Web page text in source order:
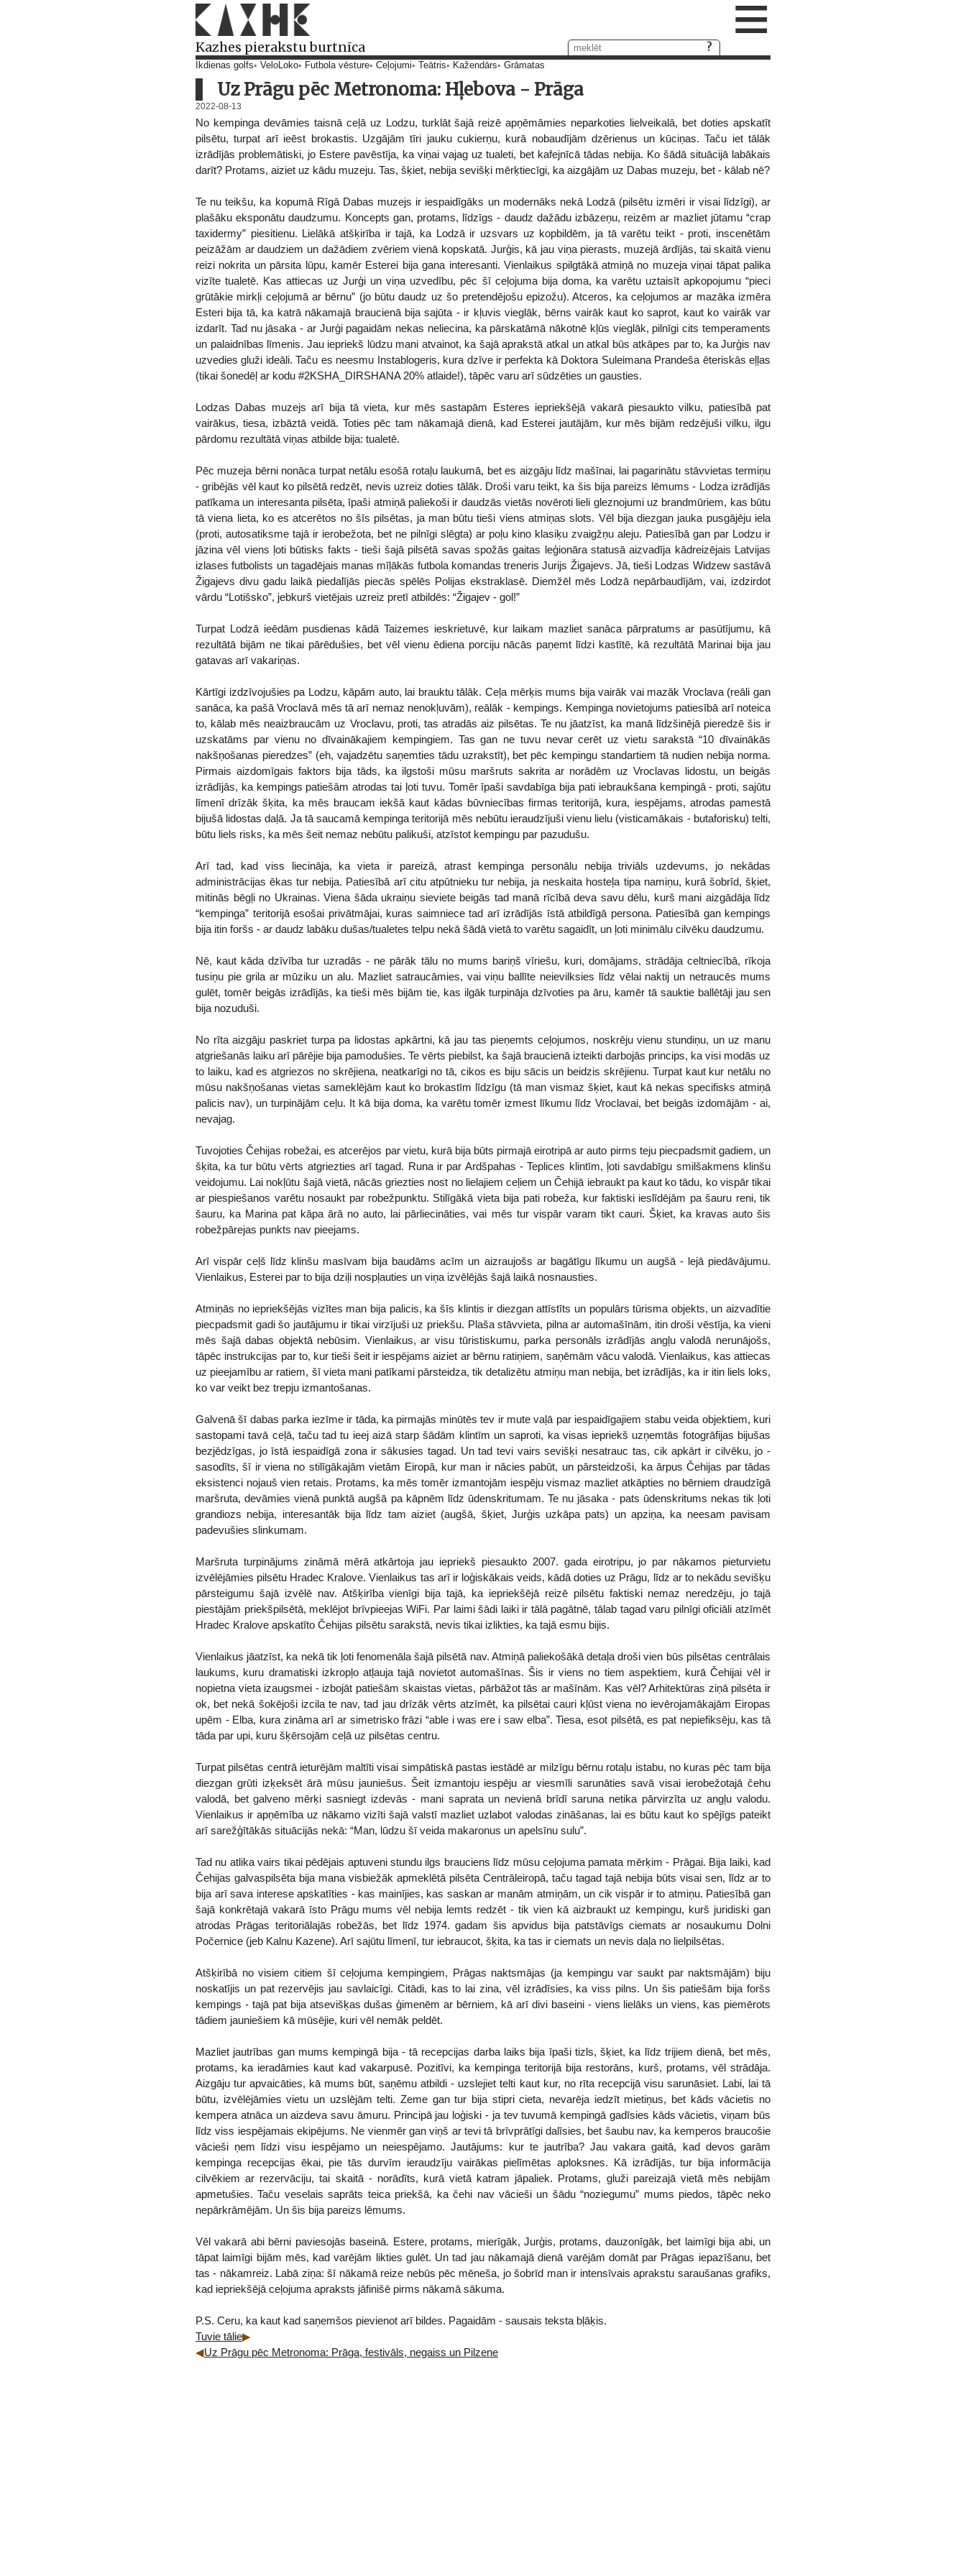
Kazhes pierakstu burtnīca ≡
Ikdienas golfs VeloLoko Futbola vēsture Ceļojumi Teātris Kažendārs Grāmatas
Uz Prāgu pēc Metronoma: Hļebova - Prāga
2022-08-13
No kempinga devāmies taisnā ceļā uz Lodzu, turklāt šajā reizē apņēmāmies neparkoties lielveikalā, bet doties apskatīt
pilsētu, turpat arī ieēst brokastis. Uzgājām tīri jauku cukierņu, kurā nobaudījām dzērienus un kūciņas. Taču iet tālāk
izrādījās problemātiski, jo Estere pavēstīja, ka viņai vajag uz tualeti, bet kafejnīcā tādas nebija. Ko šādā situācijā labākais
darīt? Protams, aiziet uz kādu muzeju. Tas, šķiet, nebija sevišķi mērķtiecīgi, ka aizgājām uz Dabas muzeju, bet - kālab nē?
Te nu teikšu, ka kopumā Rīgā Dabas muzejs ir iespaidīgāks un modernāks nekā Lodzā (pilsētu izmēri ir visai līdzīgi), ar
plašāku eksponātu daudzumu. Koncepts gan, protams, līdzīgs - daudz dažādu izbāzeņu, reizēm ar mazliet jūtamu “crap
taxidermy” piesitienu. Lielākā atšķirība ir tajā, ka Lodzā ir uzsvars uz kopbildēm, ja tā varētu teikt - proti, inscenētām
peizāžām ar daudziem un dažādiem zvēriem vienā kopskatā. Jurģis, kā jau viņa pierasts, muzejā ārdījās, tai skaitā vienu
reizi nokrita un pārsita lūpu, kamēr Esterei bija gana interesanti. Vienlaikus spilgtākā atmiņā no muzeja viņai tāpat palika
vizīte tualetē. Kas attiecas uz Jurģi un viņa uzvedību, pēc šī ceļojuma bija doma, ka varētu uztaisīt apkopojumu “pieci
grūtākie mirkļi ceļojumā ar bērnu” (jo būtu daudz uz šo pretendējošu epizožu). Atceros, ka ceļojumos ar mazāka izmēra
Esteri bija tā, ka katrā nākamajā braucienā bija sajūta - ir kļuvis vieglāk, bērns vairāk kaut ko saprot, kaut ko vairāk var
izdarīt. Tad nu jāsaka - ar Jurģi pagaidām nekas neliecina, ka pārskatāmā nākotnē kļūs vieglāk, pilnīgi cits temperaments
un palaidnības līmenis. Jau iepriekš lūdzu mani atvainot, ka šajā aprakstā atkal un atkal būs atkāpes par to, ka Jurģis nav
uzvedies gluži ideāli. Taču es neesmu Instablogeris, kura dzīve ir perfekta kā Doktora Suleimana Prandeša ēteriskās eļļas
(tikai šonedēļ ar kodu #2KSHA_DIRSHANA 20% atlaide!), tāpēc varu arī sūdzēties un gausties.
Lodzas Dabas muzejs arī bija tā vieta, kur mēs sastapām Esteres iepriekšējā vakarā piesaukto vilku, patiesībā pat
vairākus, tiesa, izbāztā veidā. Toties pēc tam nākamajā dienā, kad Esterei jautājām, kur mēs bijām redzējuši vilku, ilgu
pārdomu rezultātā viņas atbilde bija: tualetē.
Pēc muzeja bērni nonāca turpat netālu esošā rotaļu laukumā, bet es aizgāju līdz mašīnai, lai pagarinātu stāvvietas termiņu
- gribējās vēl kaut ko pilsētā redzēt, nevis uzreiz doties tālāk. Droši varu teikt, ka šis bija pareizs lēmums - Lodza izrādījās
patīkama un interesanta pilsēta, īpaši atmiņā paliekoši ir daudzās vietās novēroti lieli gleznojumi uz brandmūriem, kas būtu
tā viena lieta, ko es atcerētos no šīs pilsētas, ja man būtu tieši viens atmiņas slots. Vēl bija diezgan jauka pusgājēju iela
(proti, autosatiksme tajā ir ierobežota, bet ne pilnīgi slēgta) ar poļu kino klasiķu zvaigžņu aleju. Patiesībā gan par Lodzu ir
jāzina vēl viens ļoti būtisks fakts - tieši šajā pilsētā savas spožās gaitas leģionāra statusā aizvadīja kādreizējais Latvijas
izlases futbolists un tagadējais manas mīļākās futbola komandas treneris Jurijs Žigajevs. Jā, tieši Lodzas Widzew sastāvā
Žigajevs divu gadu laikā piedalījās piecās spēlēs Polijas ekstraklasē. Diemžēl mēs Lodzā nepārbaudījām, vai, izdzirdot
vārdu “Lotišsko”, jebkurš vietējais uzreiz pretī atbildēs: “Žigajev - gol!”
Turpat Lodzā ieēdām pusdienas kādā Taizemes ieskrietuvē, kur laikam mazliet sanāca pārpratums ar pasūtījumu, kā
rezultātā bijām ne tikai pārēdušies, bet vēl vienu ēdiena porciju nācās paņemt līdzi kastītē, kā rezultātā Marinai bija jau
gatavas arī vakariņas.
Kārtīgi izdzīvojušies pa Lodzu, kāpām auto, lai brauktu tālāk. Ceļa mērķis mums bija vairāk vai mazāk Vroclava (reāli gan
sanāca, ka pašā Vroclavā mēs tā arī nemaz nenokļuvām), reālāk - kempings. Kempinga novietojums patiesībā arī noteica
to, kālab mēs neaizbraucām uz Vroclavu, proti, tas atradās aiz pilsētas. Te nu jāatzīst, ka manā līdzšinējā pieredzē šis ir
uzskatāms par vienu no dīvainākajiem kempingiem. Tas gan ne tuvu nevar cerēt uz vietu sarakstā “10 dīvainākās
nakšņošanas pieredzes” (eh, vajadzētu saņemties tādu uzrakstīt), bet pēc kempingu standartiem tā nudien nebija norma.
Pirmais aizdomīgais faktors bija tāds, ka ilgstoši mūsu maršruts sakrita ar norādēm uz Vroclavas lidostu, un beigās
izrādījās, ka kempings patiešām atrodas tai ļoti tuvu. Tomēr īpaši savdabīga bija pati iebraukšana kempingā - proti, sajūtu
līmenī drīzāk šķita, ka mēs braucam iekšā kaut kādas būvniecības firmas teritorijā, kura, iespējams, atrodas pamestā
bijušā lidostas daļā. Ja tā saucamā kempinga teritorijā mēs nebūtu ieraudzījuši vienu lielu (visticamākais - butaforisku) telti,
būtu liels risks, ka mēs šeit nemaz nebūtu palikuši, atzīstot kempingu par pazudušu.
Arī tad, kad viss liecināja, ka vieta ir pareizā, atrast kempinga personālu nebija triviāls uzdevums, jo nekādas
administrācijas ēkas tur nebija. Patiesībā arī citu atpūtnieku tur nebija, ja neskaita hosteļa tipa namiņu, kurā šobrīd, šķiet,
mitinās bēgļi no Ukrainas. Viena šāda ukraiņu sieviete beigās tad manā rīcībā deva savu dēlu, kurš mani aizgādāja līdz
“kempinga” teritorijā esošai privātmājai, kuras saimniece tad arī izrādījās īstā atbildīgā persona. Patiesībā gan kempings
bija itin foršs - ar daudz labāku dušas/tualetes telpu nekā šādā vietā to varētu sagaidīt, un ļoti minimālu cilvēku daudzumu.
Nē, kaut kāda dzīvība tur uzradās - ne pārāk tālu no mums bariņš vīriešu, kuri, domājams, strādāja celtniecībā, rīkoja
tusiņu pie grila ar mūziku un alu. Mazliet satraucāmies, vai viņu ballīte neievilksies līdz vēlai naktij un netraucēs mums
gulēt, tomēr beigās izrādījās, ka tieši mēs bijām tie, kas ilgāk turpināja dzīvoties pa āru, kamēr tā sauktie ballētāji jau sen
bija nozuduši.
No rīta aizgāju paskriet turpa pa lidostas apkārtni, kā jau tas pieņemts ceļojumos, noskrēju vienu stundiņu, un uz manu
atgriešanās laiku arī pārējie bija pamodušies. Te vērts piebilst, ka šajā braucienā izteikti darbojās princips, ka visi modās uz
to laiku, kad es atgriezos no skrējiena, neatkarīgi no tā, cikos es biju sācis un beidzis skrējienu. Turpat kaut kur netālu no
mūsu nakšņošanas vietas sameklējām kaut ko brokastīm līdzīgu (tā man vismaz šķiet, kaut kā nekas specifisks atmiņā
palicis nav), un turpinājām ceļu. It kā bija doma, ka varētu tomēr izmest līkumu līdz Vroclavai, bet beigās izdomājām - ai,
nevajag.
Tuvojoties Čehijas robežai, es atcerējos par vietu, kurā bija būts pirmajā eirotripā ar auto pirms teju piecpadsmit gadiem, un
šķita, ka tur būtu vērts atgriezties arī tagad. Runa ir par Ardšpahas - Teplices klintīm, ļoti savdabīgu smilšakmens klinšu
veidojumu. Lai nokļūtu šajā vietā, nācās griezties nost no lielajiem ceļiem un Čehijā iebraukt pa kaut ko tādu, ko vispār tikai
ar piespiešanos varētu nosaukt par robežpunktu. Stilīgākā vieta bija pati robeža, kur faktiski ieslīdējām pa šauru reni, tik
šauru, ka Marina pat kāpa ārā no auto, lai pārliecināties, vai mēs tur vispār varam tikt cauri. Šķiet, ka kravas auto šis
robežpārejas punkts nav pieejams.
Arī vispār ceļš līdz klinšu masīvam bija baudāms acīm un aizraujošs ar bagātīgu līkumu un augšā - lejā piedāvājumu.
Vienlaikus, Esterei par to bija dziļi nospļauties un viņa izvēlējās šajā laikā nosnausties.
Atmiņās no iepriekšējās vizītes man bija palicis, ka šīs klintis ir diezgan attīstīts un populārs tūrisma objekts, un aizvadītie
piecpadsmit gadi šo jautājumu ir tikai virzījuši uz priekšu. Plaša stāvvieta, pilna ar automašīnām, itin droši vēstīja, ka vieni
mēs šajā dabas objektā nebūsim. Vienlaikus, ar visu tūristiskumu, parka personāls izrādījās angļu valodā nerunājošs,
tāpēc instrukcijas par to, kur tieši šeit ir iespējams aiziet ar bērnu ratiņiem, saņēmām vācu valodā. Vienlaikus, kas attiecas
uz pieejamību ar ratiem, šī vieta mani patīkami pārsteidza, tik detalizētu atmiņu man nebija, bet izrādījās, ka ir itin liels loks,
ko var veikt bez trepju izmantošanas.
Galvenā šī dabas parka iezīme ir tāda, ka pirmajās minūtēs tev ir mute vaļā par iespaidīgajiem stabu veida objektiem, kuri
sastopami tavā ceļā, taču tad tu ieej aizā starp šādām klintīm un saproti, ka visas iepriekš uzņemtās fotogrāfijas bijušas
bezjēdzīgas, jo īstā iespaidīgā zona ir sākusies tagad. Un tad tevi vairs sevišķi nesatrauc tas, cik apkārt ir cilvēku, jo -
sasodīts, šī ir viena no stilīgākajām vietām Eiropā, kur man ir nācies pabūt, un pārsteidzoši, ka ārpus Čehijas par tādas
eksistenci nojauš vien retais. Protams, ka mēs tomēr izmantojām iespēju vismaz mazliet atkāpties no bērniem draudzīgā
maršruta, devāmies vienā punktā augšā pa kāpnēm līdz ūdenskritumam. Te nu jāsaka - pats ūdenskritums nekas tik ļoti
grandiozs nebija, interesantāk bija līdz tam aiziet (augšā, šķiet, Jurģis uzkāpa pats) un apziņa, ka neesam pavisam
padevušies slinkumam.
Maršruta turpinājums zināmā mērā atkārtoja jau iepriekš piesaukto 2007. gada eirotripu, jo par nākamos pieturvietu
izvēlējāmies pilsētu Hradec Kralove. Vienlaikus tas arī ir loģiskākais veids, kādā doties uz Prāgu, līdz ar to nekādu sevišķu
pārsteigumu šajā izvēlē nav. Atšķirība vienīgi bija tajā, ka iepriekšējā reizē pilsētu faktiski nemaz neredzēju, jo tajā
piestājām priekšpilsētā, meklējot brīvpieejas WiFi. Par laimi šādi laiki ir tālā pagātnē, tālab tagad varu pilnīgi oficiāli atzīmēt
Hradec Kralove apskatīto Čehijas pilsētu sarakstā, nevis tikai izlikties, ka tajā esmu bijis.
Vienlaikus jāatzīst, ka nekā tik ļoti fenomenāla šajā pilsētā nav. Atmiņā paliekošākā detaļa droši vien būs pilsētas centrālais
laukums, kuru dramatiski izkropļo atļauja tajā novietot automašīnas. Šis ir viens no tiem aspektiem, kurā Čehijai vēl ir
nopietna vieta izaugsmei - izbojāt patiešām skaistas vietas, pārbāžot tās ar mašīnām. Kas vēl? Arhitektūras ziņā pilsēta ir
ok, bet nekā šokējoši izcila te nav, tad jau drīzāk vērts atzīmēt, ka pilsētai cauri kļūst viena no ievērojamākajām Eiropas
upēm - Elba, kura zināma arī ar simetrisko frāzi “able i was ere i saw elba”. Tiesa, esot pilsētā, es pat nepiefiksēju, kas tā
tāda par upi, kuru šķērsojām ceļā uz pilsētas centru.
Turpat pilsētas centrā ieturējām maltīti visai simpātiskā pastas iestādē ar milzīgu bērnu rotaļu istabu, no kuras pēc tam bija
diezgan grūti izķeksēt ārā mūsu jauniešus. Šeit izmantoju iespēju ar viesmīli sarunāties savā visai ierobežotajā čehu
valodā, bet galveno mērķi sasniegt izdevās - mani saprata un nevienā brīdī saruna netika pārvirzīta uz angļu valodu.
Vienlaikus ir apņēmība uz nākamo vizīti šajā valstī mazliet uzlabot valodas zināšanas, lai es būtu kaut ko spējīgs pateikt
arī sarežģītākās situācijās nekā: “Man, lūdzu šī veida makaronus un apelsīnu sulu”.
Tad nu atlika vairs tikai pēdējais aptuveni stundu ilgs brauciens līdz mūsu ceļojuma pamata mērķim - Prāgai. Bija laiki, kad
Čehijas galvaspilsēta bija mana visbiežāk apmeklētā pilsēta Centrāleiropā, taču tagad tajā nebija būts visai sen, līdz ar to
bija arī sava interese apskatīties - kas mainījies, kas saskan ar manām atmiņām, un cik vispār ir to atmiņu. Patiesībā gan
šajā konkrētajā vakarā īsto Prāgu mums vēl nebija lemts redzēt - tik vien kā aizbraukt uz kempingu, kurš juridiski gan
atrodas Prāgas teritoriālajās robežās, bet līdz 1974. gadam šis apvidus bija patstāvīgs ciemats ar nosaukumu Dolni
Počernice (jeb Kalnu Kazene). Arī sajūtu līmenī, tur iebraucot, šķita, ka tas ir ciemats un nevis daļa no lielpilsētas.
Atšķirībā no visiem citiem šī ceļojuma kempingiem, Prāgas naktsmājas (ja kempingu var saukt par naktsmājām) biju
noskatījis un pat rezervējis jau savlaicīgi. Citādi, kas to lai zina, vēl izrādīsies, ka viss pilns. Un šis patiešām bija foršs
kempings - tajā pat bija atsevišķas dušas ģimenēm ar bērniem, kā arī divi baseini - viens lielāks un viens, kas piemērots
tādiem jauniešiem kā mūsējie, kuri vēl nemāk peldēt.
Mazliet jautrības gan mums kempingā bija - tā recepcijas darba laiks bija īpaši tizls, šķiet, ka līdz trijiem dienā, bet mēs,
protams, ka ieradāmies kaut kad vakarpusē. Pozitīvi, ka kempinga teritorijā bija restorāns, kurš, protams, vēl strādāja.
Aizgāju tur apvaicāties, kā mums būt, saņēmu atbildi - uzslejiet telti kaut kur, no rīta recepcijā visu sarunāsiet. Labi, lai tā
būtu, izvēlējāmies vietu un uzslējām telti. Zeme gan tur bija stipri cieta, nevarēja iedzīt mietiņus, bet kāds vācietis no
kempera atnāca un aizdeva savu āmuru. Principā jau loģiski - ja tev tuvumā kempingā gadīsies kāds vācietis, viņam būs
līdz viss iespējamais ekipējums. Ne vienmēr gan viņš ar tevi tā brīvprātīgi dalīsies, bet šaubu nav, ka kemperos braucošie
vācieši ņem līdzi visu iespējamo un neiespējamo. Jautājums: kur te jautrība? Jau vakara gaitā, kad devos garām
kempinga recepcijas ēkai, pie tās durvīm ieraudzīju vairākas pielīmētas aploksnes. Kā izrādījās, tur bija informācija
cilvēkiem ar rezervāciju, tai skaitā - norādīts, kurā vietā katram jāpaliek. Protams, gluži pareizajā vietā mēs nebijām
apmetušies. Taču veselais saprāts teica priekšā, ka čehi nav vācieši un šādu “noziegumu” mums piedos, tāpēc neko
nepārkrāmējām. Un šis bija pareizs lēmums.
Vēl vakarā abi bērni paviesojās baseinā. Estere, protams, mierīgāk, Jurģis, protams, dauzonīgāk, bet laimīgi bija abi, un
tāpat laimīgi bijām mēs, kad varējām likties gulēt. Un tad jau nākamajā dienā varējām domāt par Prāgas iepazīšanu, bet
tas - nākamreiz. Labā ziņa: šī nākamā reize nebūs pēc mēneša, jo šobrīd man ir intensīvais aprakstu saraušanas grafiks,
kad iepriekšējā ceļojuma apraksts jāfinišē pirms nākamā sākuma.
P.S. Ceru, ka kaut kad saņemšos pievienot arī bildes. Pagaidām - sausais teksta bļāķis.
Tuvie tālie
Uz Prāgu pēc Metronoma: Prāga, festivāls, negaiss un Pilzene